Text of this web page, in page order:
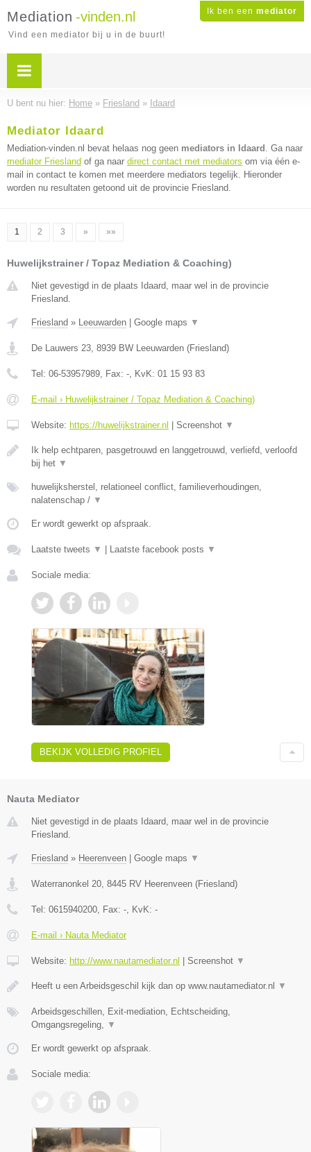
Ik ben een mediator
Mediation -vinden.nl
Vind een mediator bij u in de buurt!
U bent nu hier: Home » Friesland » Idaard
Mediator Idaard
Mediation-vinden.nl bevat helaas nog geen mediators in Idaard . Ga naar
mediator Friesland of ga naar direct contact met mediators om via één e-
mail in contact te komen met meerdere mediators tegelijk. Hieronder
worden nu resultaten getoond uit de provincie Friesland.
1 2 3 » »»
Huwelijkstrainer / Topaz Mediation & Coaching)
Niet gevestigd in de plaats Idaard, maar wel in de provincie
Friesland.
Friesland » Leeuwarden Google maps ▼
De Lauwers 23, 8939 BW Leeuwarden (Friesland)
Tel: 06-53957989, Fax: -, KvK: 01 15 93 83
E-mail › Huwelijkstrainer / Topaz Mediation & Coaching)
Website: https://huwelijkstrainer.nl Screenshot ▼
Ik help echtparen, pasgetrouwd en langgetrouwd, verliefd, verloofd
bij het ▼
huwelijksherstel, relationeel conflict, familieverhoudingen,
nalatenschap / ▼
Er wordt gewerkt op afspraak.
Laatste tweets ▼ Laatste facebook posts ▼
Sociale media:
BEKIJK VOLLEDIG PROFIEL
Nauta Mediator
Niet gevestigd in de plaats Idaard, maar wel in de provincie
Friesland.
Friesland » Heerenveen Google maps ▼
Waterranonkel 20 8445 RV Heerenveen (Friesland)
Tel: 0615940200 , Fax: - , KvK: -
E-mail › Nauta Mediator
Website: http://www.nautamediator.nl Screenshot ▼
Heeft u een Arbeidsgeschil kijk dan op www.nautamediator.nl ▼
Arbeidsgeschillen, Exit-mediation, Echtscheiding,
Omgangsregeling,
▼
Er wordt gewerkt op afspraak.
Sociale media: